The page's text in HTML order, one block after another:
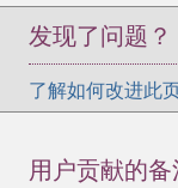
发现了问题？
了解如何改进此
用户贡献的备